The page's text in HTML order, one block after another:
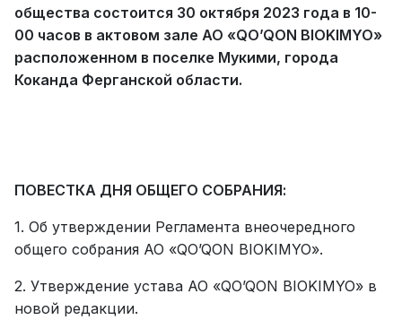
общества состоится 30 октября 2023 года в 10-
00 часов в актовом зале АО «QO’QON BIOKIMYO»
расположенном в поселке Мукими, города
Коканда Ферганской области.
ПОВЕСТКА ДНЯ ОБЩЕГО СОБРАНИЯ:
1. Об утверждении Регламента внеочередного
общего собрания АО «QO’QON BIOKIMYO».
2. Утверждение устава АО «QO’QON BIOKIMYO» в
новой редакции.